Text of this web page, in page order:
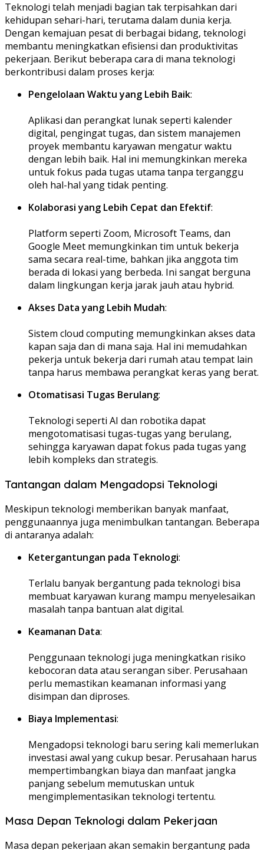
Teknologi telah menjadi bagian tak terpisahkan dari
kehidupan sehari-hari, terutama dalam dunia kerja.
Dengan kemajuan pesat di berbagai bidang, teknologi
membantu meningkatkan efisiensi dan produktivitas
pekerjaan. Berikut beberapa cara di mana teknologi
berkontribusi dalam proses kerja:
Pengelolaan Waktu yang Lebih Baik:
Aplikasi dan perangkat lunak seperti kalender
digital, pengingat tugas, dan sistem manajemen
proyek membantu karyawan mengatur waktu
dengan lebih baik. Hal ini memungkinkan mereka
untuk fokus pada tugas utama tanpa terganggu
oleh hal-hal yang tidak penting.
Kolaborasi yang Lebih Cepat dan Efektif:
Platform seperti Zoom, Microsoft Teams, dan
Google Meet memungkinkan tim untuk bekerja
sama secara real-time, bahkan jika anggota tim
berada di lokasi yang berbeda. Ini sangat berguna
dalam lingkungan kerja jarak jauh atau hybrid.
Akses Data yang Lebih Mudah:
Sistem cloud computing memungkinkan akses data
kapan saja dan di mana saja. Hal ini memudahkan
pekerja untuk bekerja dari rumah atau tempat lain
tanpa harus membawa perangkat keras yang berat.
Otomatisasi Tugas Berulang:
Teknologi seperti AI dan robotika dapat
mengotomatisasi tugas-tugas yang berulang,
sehingga karyawan dapat fokus pada tugas yang
lebih kompleks dan strategis.
Tantangan dalam Mengadopsi Teknologi
Meskipun teknologi memberikan banyak manfaat,
penggunaannya juga menimbulkan tantangan. Beberapa
di antaranya adalah:
Ketergantungan pada Teknologi:
Terlalu banyak bergantung pada teknologi bisa
membuat karyawan kurang mampu menyelesaikan
masalah tanpa bantuan alat digital.
Keamanan Data:
Penggunaan teknologi juga meningkatkan risiko
kebocoran data atau serangan siber. Perusahaan
perlu memastikan keamanan informasi yang
disimpan dan diproses.
Biaya Implementasi:
Mengadopsi teknologi baru sering kali memerlukan
investasi awal yang cukup besar. Perusahaan harus
mempertimbangkan biaya dan manfaat jangka
panjang sebelum memutuskan untuk
mengimplementasikan teknologi tertentu.
Masa Depan Teknologi dalam Pekerjaan
Masa depan pekerjaan akan semakin bergantung pada